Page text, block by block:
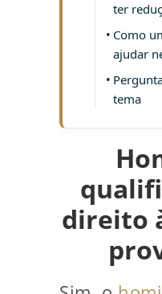
ter
Como
ajudar
tema
direito